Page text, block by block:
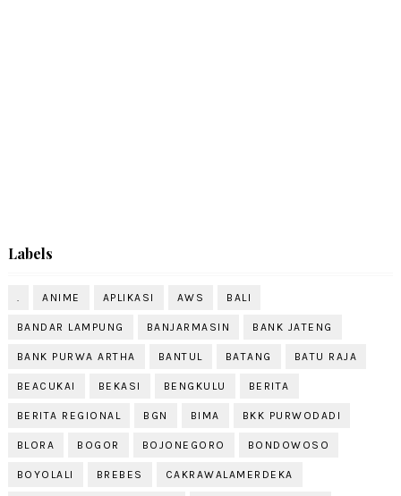
Labels
ANIME APLIKASI AWS BALI
BANDAR LAMPUNG BANJARMASIN BANK JATENG
BANK PURWA ARTHA BANTUL BATANG BATU RAJA
BEACUKAI BEKASI BENGKULU BERITA
BERITA REGIONAL BGN BIMA BKK PURWODADI
BLORA BOGOR BOJONEGORO BONDOWOSO
BOYOLALI BREBES CAKRAWALAMERDEKA